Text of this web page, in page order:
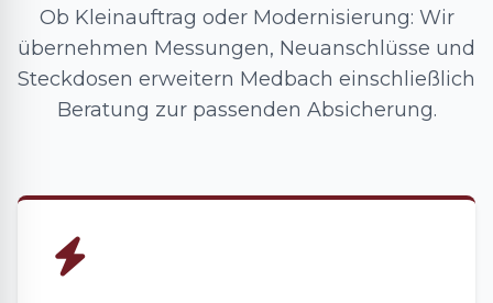
Ob Kleinauftrag oder Modernisierung: Wir
übernehmen Messungen, Neuanschlüsse und
Steckdosen erweitern Medbach einschließlich
Beratung zur passenden Absicherung.